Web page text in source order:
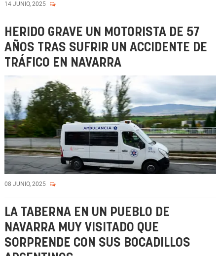
14 JUNIO, 2025
HERIDO GRAVE UN MOTORISTA DE 57
AÑOS TRAS SUFRIR UN ACCIDENTE DE
TRÁFICO EN NAVARRA
08 JUNIO, 2025
LA TABERNA EN UN PUEBLO DE
NAVARRA MUY VISITADO QUE
SORPRENDE CON SUS BOCADILLOS